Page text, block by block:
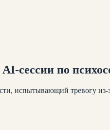
сессии по
испытывающий тревогу из-